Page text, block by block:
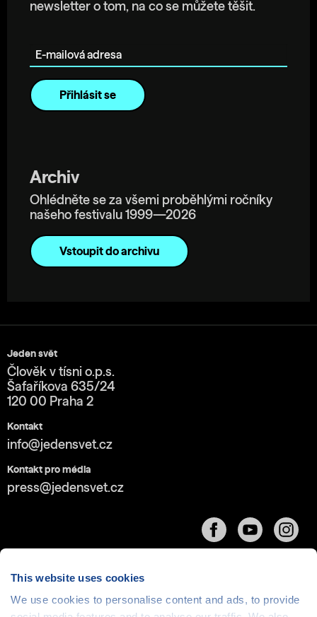
This website uses cookies
We use cookies to personalise content and ads, to provide
newsletter o tom, na co se můžete těšit.
Archiv
Ohlédněte se za všemi proběhlými ročníky
našeho festivalu 1999—2026
Vstoupit do archivu
Jeden svět
Člověk v tísni o.p.s.
Šafaříkova 635/24
120 00 Praha 2
Kontakt
info@jedensvet.cz
Kontakt pro média
press@jedensvet.cz